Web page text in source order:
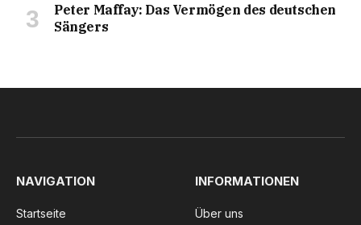
Peter Maffay: Das Vermögen des deutschen
Sängers
NAVIGATION
Startseite
INFORMATIONEN
Über uns